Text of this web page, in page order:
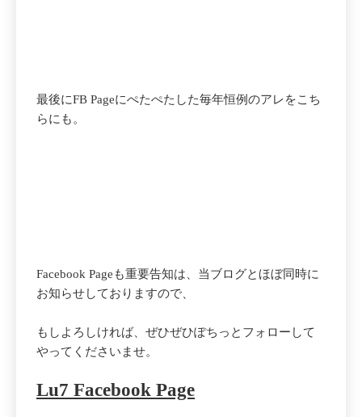
最後にFB Pageにぺたぺたした毎年恒例のアレをこち
らにも。
Facebook Pageも重要告知は、当ブログとほぼ同時に
お知らせしておりますので、
もしよろしければ、ぜひぜひぽちっとフォローして
やってくださいませ。
Lu7 Facebook Page